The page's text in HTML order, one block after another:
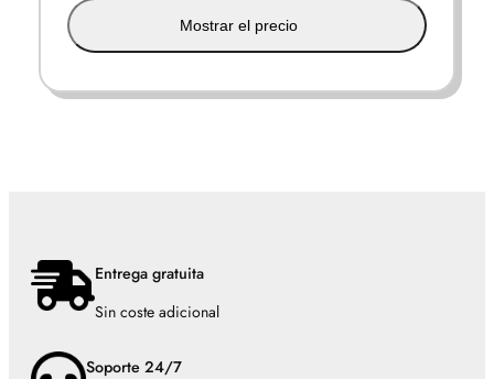
Mostrar el precio
Entrega gratuita
Sin coste adicional
Soporte 24/7